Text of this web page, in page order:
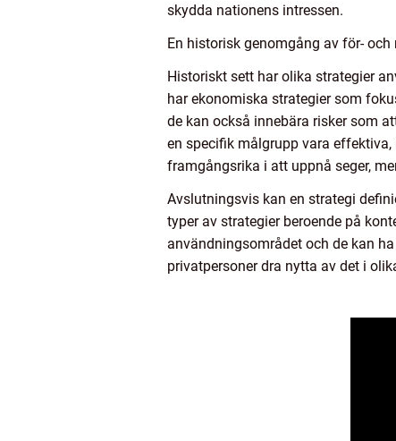
skydda nationens intressen.
En historisk genomgång av för- och
Historiskt sett har olika strategier
har ekonomiska strategier som
de kan också innebära risker som
en specifik målgrupp vara
framgångsrika i att uppnå seger,
Avslutningsvis kan en strategi
typer av strategier beroende på
användningsområdet och de kan
privatpersoner dra nytta av det i